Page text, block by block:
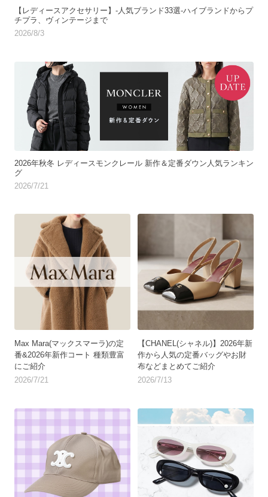
【レディースアクセサリー】-人気ブランド33選-ハイブランドからプ
チプラ、ヴィンテージまで
2026/8/3
2026年秋冬 レディースモンクレール 新作＆定番ダウン人気ランキン
グ
2026/7/21
Max Mara(マックスマーラ)の定
番&2026年新作コート 種類豊富
にご紹介
2026/7/21
【CHANEL(シャネル)】2026年新
作から人気の定番バッグやお財
布などまとめてご紹介
2026/7/13